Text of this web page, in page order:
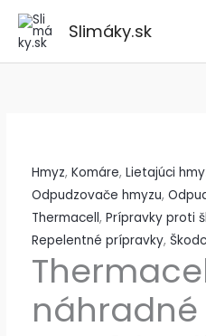
Preskočiť
obsah
Slimáky.sk
Hmyz, Komáre, Lietajúci
Odpudzovače hmyzu,
Thermacell, Prípravky proti
Repelentné prípravky,